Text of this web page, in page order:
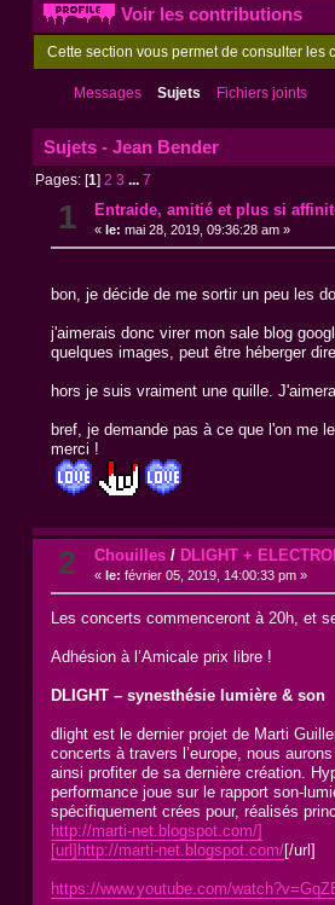
Voir les contributions
Cette section vous permet de consulter les
Messages Sujets Fichiers joints
Sujets - Jean Bender
Pages: [1]2 3 ...7
1 Entraide, amitié et plus si
« le: mai 28, 2019, 09:36:28 am »
bon, je décide de me sortir un peu les
j'aimerais donc virer mon sale blog
quelques images, peut être héberger
hors je suis vraiment une quille.
bref, je demande pas à ce que l'on me
merci !
2 Chouilles/ DLIGHT +
« le: février 05, 2019, 14:00:33 pm »
Les concerts commenceront à 20h, et
Adhésion à l’Amicale prix libre !
DLIGHT – synesthésie lumière & son
dlight est le dernier projet de Marti
concerts à travers l’europe, nous
ainsi profiter de sa dernière création.
performance joue sur le rapport son-
spécifiquement crées pour, réalisés
http://marti-net.blogspot.com/]
[url]http://marti-net.blogspot.com/[/url]
https://www.youtube.com/